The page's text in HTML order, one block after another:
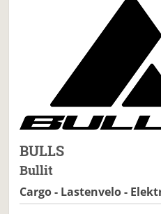
BULLS
Bullit
Cargo - Lastenvelo -